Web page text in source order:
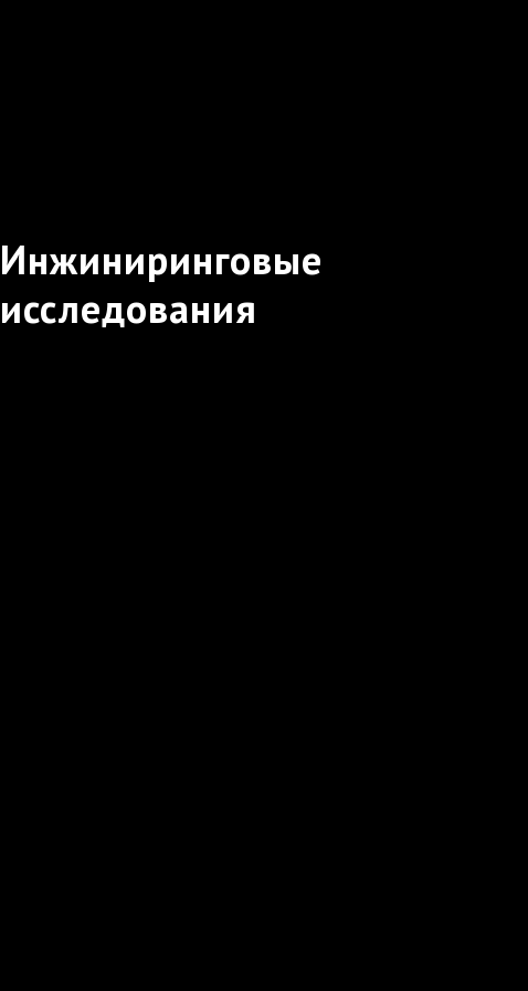
Инжиниринговые
исследования